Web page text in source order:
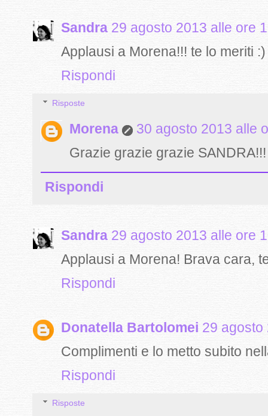
Sandra 29 agosto 2013 alle ore
Applausi a Morena!!! te lo meriti
Rispondi
Risposte
Morena
30 agosto 2013 alle
Grazie grazie grazie SANDRA!!!
Rispondi
Sandra 29 agosto 2013 alle ore
Applausi a Morena! Brava cara,
Rispondi
Donatella Bartolomei 29 agosto
Complimenti e lo metto subito
Rispondi
Risposte